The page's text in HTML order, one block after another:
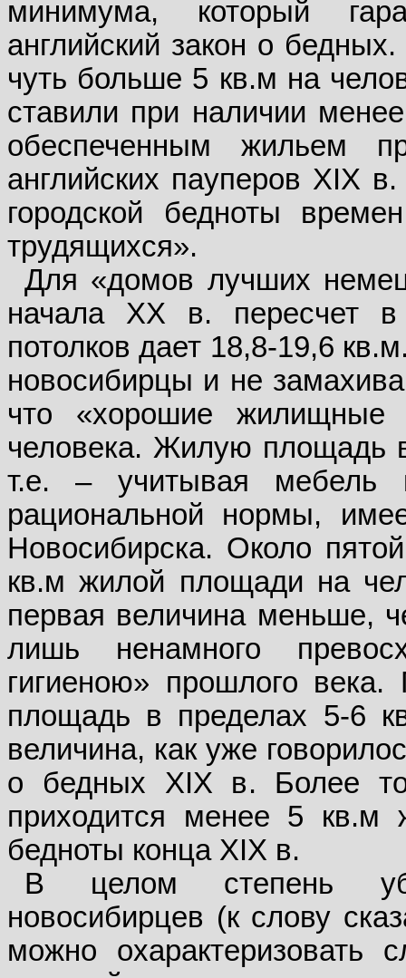
минимума, который
английский закон о
чуть больше 5 кв.м на
ставили при наличии
обеспеченным жильем
английских пауперов XIX
городской бедноты
трудящихся».
Для «домов лучших
начала ХХ в. пересчет
потолков дает 18,8-19,6
новосибирцы и не
что «хорошие
человека. Жилую площадь
т.е. – учитывая
рациональной нормы,
Новосибирска. Около
кв.м жилой площади на
первая величина меньше,
лишь ненамного
гигиеною» прошлого
площадь в пределах 5-6
величина, как уже
о бедных XIX в. Более
приходится менее 5 кв.м
бедноты конца XIX в.
В целом степень
новосибирцев (к слову
можно